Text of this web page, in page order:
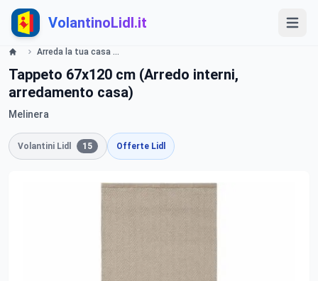
VolantinoLidl.it
Arreda la tua casa - LIDL Catalogue - Offerte valide dal 22 aprile 2019 Lidl
Tappeto 67x120 cm (Arredo interni,
arredamento casa)
Melinera
Volantini Lidl 15 Offerte Lidl